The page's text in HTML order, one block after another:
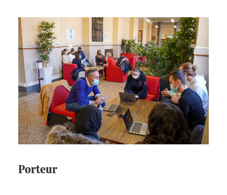
Porteur